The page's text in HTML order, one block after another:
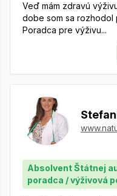
Veď mám zdravú
dobe som sa rozhodol
Poradca pre výživu...
Absolvent Štátnej
poradca / výživová